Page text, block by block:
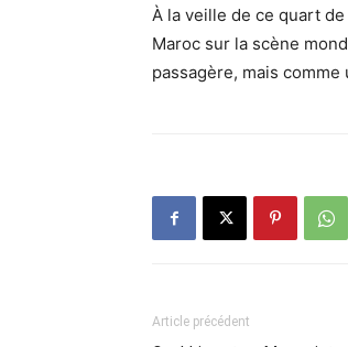
À la veille de ce quart
Maroc sur la scène
passagère, mais
Article précédent